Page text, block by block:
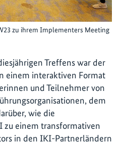
zu ihrem Implementers Meeting
Treffens war der
einem interaktiven Format
und Teilnehmer von
dem
wie die
einem transformativen
in den IKI-Partnerländern